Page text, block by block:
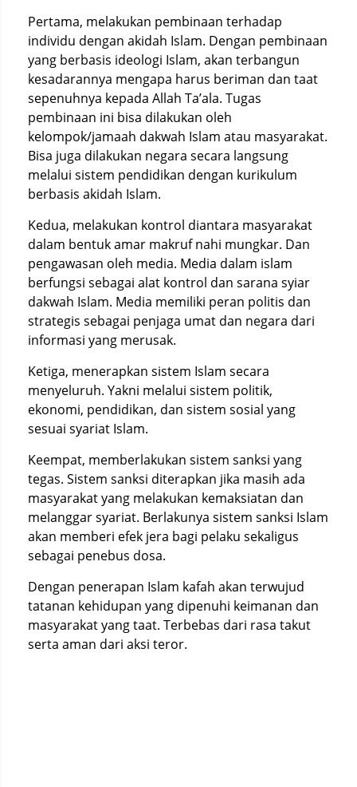
Pertama, melakukan pembinaan terhadap
individu dengan akidah Islam. Dengan pembinaan
yang berbasis ideologi Islam, akan terbangun
kesadarannya mengapa harus beriman dan taat
sepenuhnya kepada Allah Ta’ala. Tugas
pembinaan ini bisa dilakukan oleh
kelompok/jamaah dakwah Islam atau masyarakat.
Bisa juga dilakukan negara secara langsung
melalui sistem pendidikan dengan kurikulum
berbasis akidah Islam.
Kedua, melakukan kontrol diantara masyarakat
dalam bentuk amar makruf nahi mungkar. Dan
pengawasan oleh media. Media dalam islam
berfungsi sebagai alat kontrol dan sarana syiar
dakwah Islam. Media memiliki peran politis dan
strategis sebagai penjaga umat dan negara dari
informasi yang merusak.
Ketiga, menerapkan sistem Islam secara
menyeluruh. Yakni melalui sistem politik,
ekonomi, pendidikan, dan sistem sosial yang
sesuai syariat Islam.
Keempat, memberlakukan sistem sanksi yang
tegas. Sistem sanksi diterapkan jika masih ada
masyarakat yang melakukan kemaksiatan dan
melanggar syariat. Berlakunya sistem sanksi Islam
akan memberi efek jera bagi pelaku sekaligus
sebagai penebus dosa.
Dengan penerapan Islam kafah akan terwujud
tatanan kehidupan yang dipenuhi keimanan dan
masyarakat yang taat. Terbebas dari rasa takut
serta aman dari aksi teror.